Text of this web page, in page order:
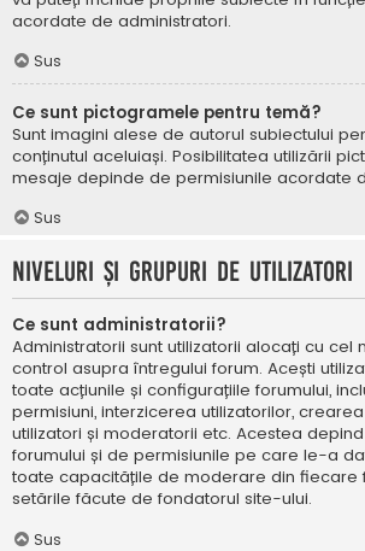
acordate de administratori.
Sus
Ce sunt pictogramele pentru temă?
Sunt imagini alese de autorul subiectului
conținutul aceluiași. Posibilitatea utilizării
mesaje depinde de permisiunile acordate
Sus
Niveluri și grupuri de utilizatori
Ce sunt administratorii?
Administratorii sunt utilizatorii alocați cu cel
control asupra întregului forum. Acești
toate acțiunile și configurațiile forumului,
permisiuni, interzicerea utilizatorilor,
utilizatori și moderatorii etc. Acestea
forumului și de permisiunile pe care le-a
toate capacitățile de moderare din fiecare
setările făcute de fondatorul site-ului.
Sus